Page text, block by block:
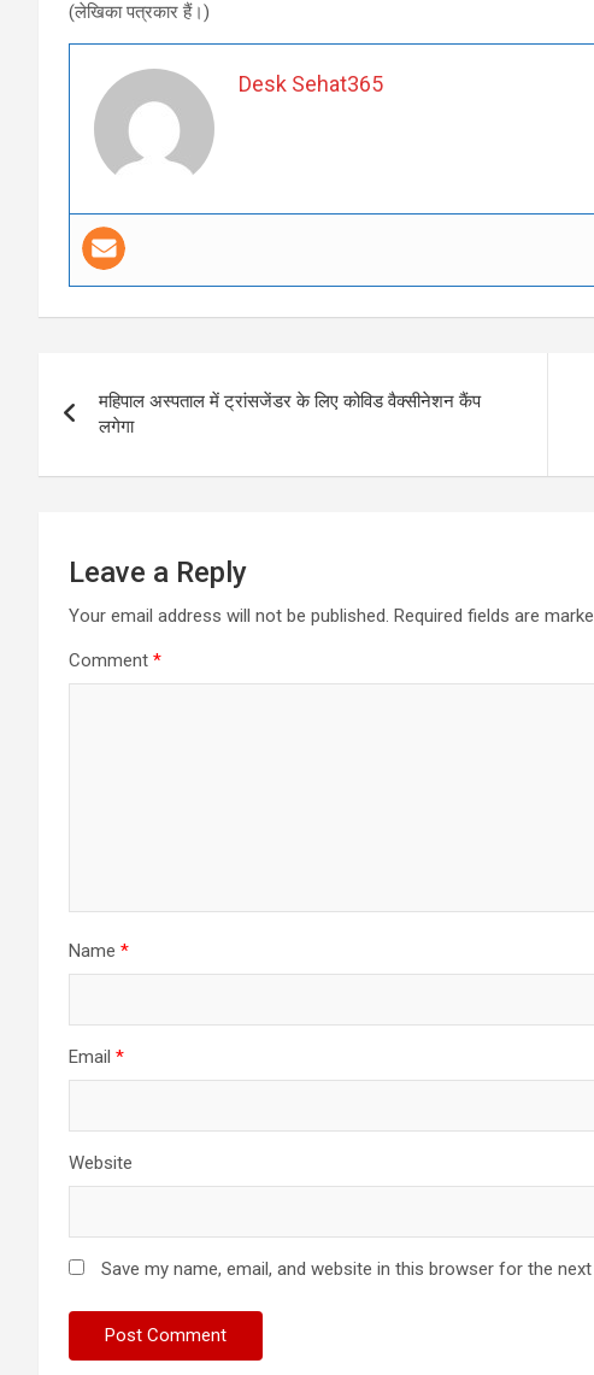
(लेखिका पत्रकार हैं।)
Desk Sehat365
navigation
महिपाल अस्पताल में ट्रांसजेंडर के लिए कोविड वैक्सीनेशन कैंप
लगेगा
Leave a Reply
Your email address will not be published. Required fields are
Comment *
Name *
Email *
Website
Save my name, email, and website in this browser for the